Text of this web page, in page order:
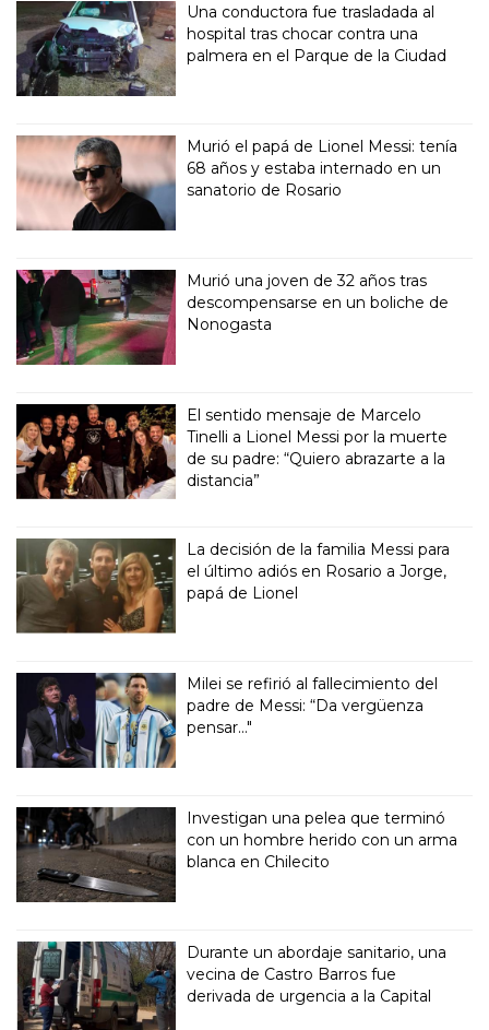
Una conductora fue trasladada al
hospital tras chocar contra una
palmera en el Parque de la Ciudad
Murió el papá de Lionel Messi: tenía
68 años y estaba internado en un
sanatorio de Rosario
Murió una joven de 32 años tras
descompensarse en un boliche de
Nonogasta
El sentido mensaje de Marcelo
Tinelli a Lionel Messi por la muerte
de su padre: “Quiero abrazarte a la
distancia”
La decisión de la familia Messi para
el último adiós en Rosario a Jorge,
papá de Lionel
Milei se refirió al fallecimiento del
padre de Messi: “Da vergüenza
pensar..."
Investigan una pelea que terminó
con un hombre herido con un arma
blanca en Chilecito
Durante un abordaje sanitario, una
vecina de Castro Barros fue
derivada de urgencia a la Capital